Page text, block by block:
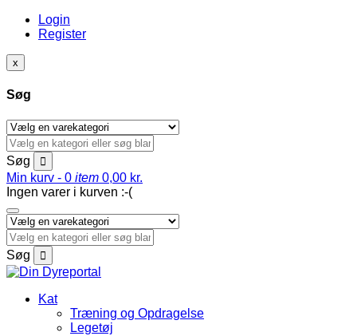
Login
Register
x
Søg
Søg
Min kurv - 0 item 0,00 kr.
Ingen varer i kurven :-(
Søg
Kat
Træning og Opdragelse
Legetøj